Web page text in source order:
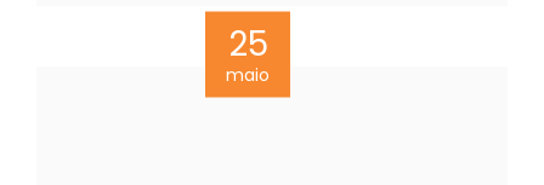
25
maio